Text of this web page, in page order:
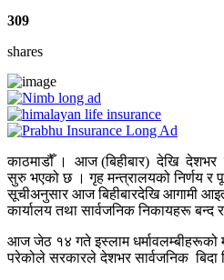
309
shares
काठमाडौँ । आज (बिहीबार) देखि देशभर
सुरु भएको छ । गृह मन्त्रालयको निर्णय र
सूचीअनुसार आज बिहीबारदेखि आगामी
कार्यालय तथा सार्वजनिक निकायहरू बन्द
आज जेठ १४ गते इस्लाम धर्मावलम्बीहरूको
परेकोले सरकारले देशभर सार्वजनिक बिदा